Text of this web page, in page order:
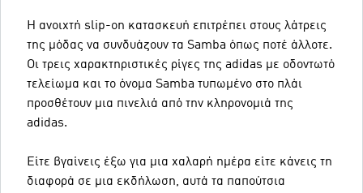
Η ανοιχτή slip-on κατασκευή επιτρέπει στους λάτρεις
της μόδας να συνδυάζουν τα Samba όπως ποτέ άλλοτε.
Οι τρεις χαρακτηριστικές ρίγες της adidas με οδοντωτό
τελείωμα και το όνομα Samba τυπωμένο στο πλάι
προσθέτουν μια πινελιά από την κληρονομιά της
adidas.
Είτε βγαίνεις έξω για μια χαλαρή ημέρα είτε κάνεις τη
διαφορά σε μια εκδήλωση, αυτά τα παπούτσια